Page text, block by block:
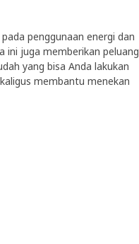
penggunaan energi dan
ini juga memberikan peluang
yang bisa Anda lakukan
membantu menekan